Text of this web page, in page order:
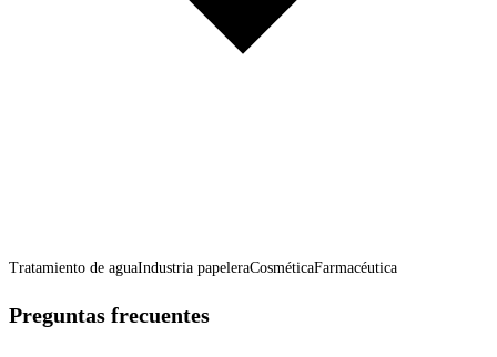
Tratamiento de aguaIndustria papeleraCosméticaFarmacéutica
Preguntas frecuentes